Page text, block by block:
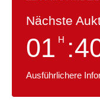
Nächste
01 H :
Ausführlichere